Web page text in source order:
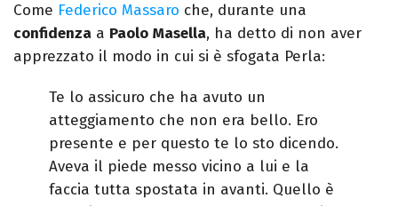
Come Federico Massaro che, durante una
confidenza a Paolo Masella, ha detto di non aver
apprezzato il modo in cui si è sfogata Perla:
Te lo assicuro che ha avuto un
atteggiamento che non era bello. Ero
presente e per questo te lo sto dicendo.
Aveva il piede messo vicino a lui e la
faccia tutta spostata in avanti. Quello è